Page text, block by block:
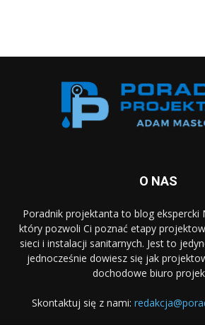
O NAS
Poradnik projektanta to blog ekspercki
który pozwoli Ci poznać etapy
sieci i instalacji sanitarnych. Jest to
jednocześnie dowiesz się jak
dochodowe biuro
Skontaktuj się z nami: